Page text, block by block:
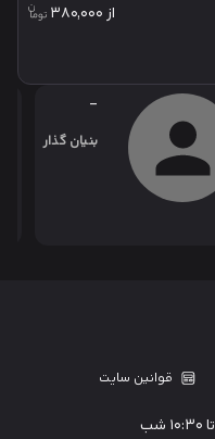
از380,000
-
بنیان گذار
قوانین سایت